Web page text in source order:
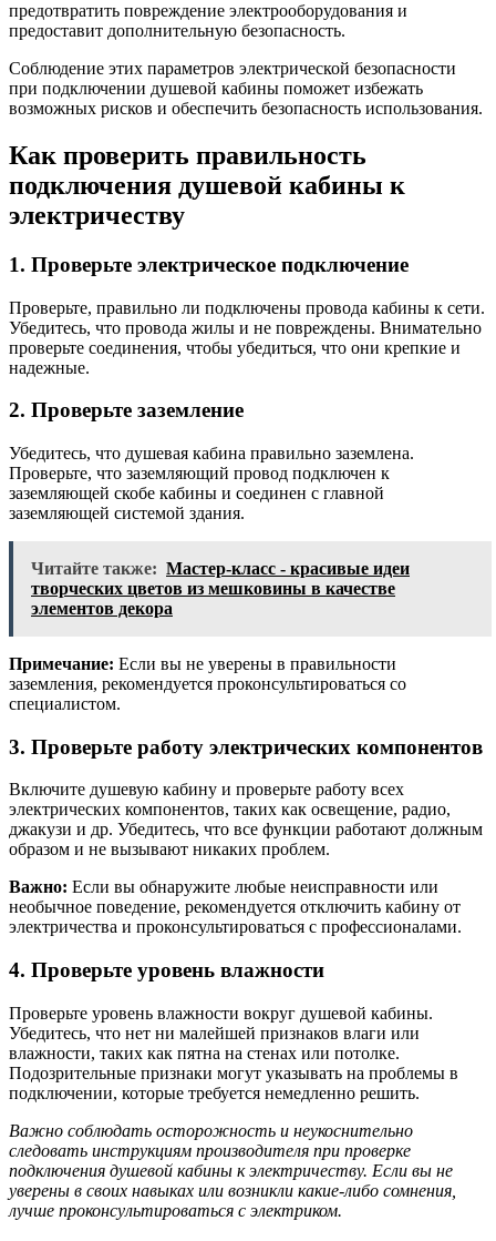
предотвратить повреждение электрооборудования и
предоставит дополнительную безопасность.
Соблюдение этих параметров электрической безопасности
при подключении душевой кабины поможет избежать
возможных рисков и обеспечить безопасность использования.
Как проверить правильность
подключения душевой кабины к
электричеству
1. Проверьте электрическое подключение
Проверьте, правильно ли подключены провода кабины к сети.
Убедитесь, что провода жилы и не повреждены. Внимательно
проверьте соединения, чтобы убедиться, что они крепкие и
надежные.
2. Проверьте заземление
Убедитесь, что душевая кабина правильно заземлена.
Проверьте, что заземляющий провод подключен к
заземляющей скобе кабины и соединен с главной
заземляющей системой здания.
Читайте также: Мастер-класс - красивые идеи
творческих цветов из мешковины в качестве
элементов декора
Примечание: Если вы не уверены в правильности
заземления, рекомендуется проконсультироваться со
специалистом.
3. Проверьте работу электрических компонентов
Включите душевую кабину и проверьте работу всех
электрических компонентов, таких как освещение, радио,
джакузи и др. Убедитесь, что все функции работают должным
образом и не вызывают никаких проблем.
Важно: Если вы обнаружите любые неисправности или
необычное поведение, рекомендуется отключить кабину от
электричества и проконсультироваться с профессионалами.
4. Проверьте уровень влажности
Проверьте уровень влажности вокруг душевой кабины.
Убедитесь, что нет ни малейшей признаков влаги или
влажности, таких как пятна на стенах или потолке.
Подозрительные признаки могут указывать на проблемы в
подключении, которые требуется немедленно решить.
Важно соблюдать осторожность и неукоснительно
следовать инструкциям производителя при проверке
подключения душевой кабины к электричеству. Если вы не
уверены в своих навыках или возникли какие-либо сомнения,
лучше проконсультироваться с электриком.